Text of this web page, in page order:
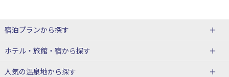
宿泊プランから探す
北海道
東北
ホテル・旅館・宿から探す
北海道ホテル・旅館
人気の温泉地から探す